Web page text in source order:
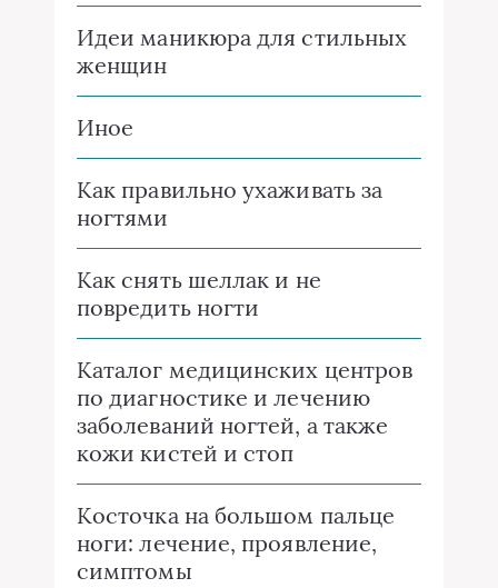
Идеи маникюра для стильных
женщин
Иное
Как правильно ухаживать за
ногтями
Как снять шеллак и не
повредить ногти
Каталог медицинских центров
по диагностике и лечению
заболеваний ногтей, а также
кожи кистей и стоп
Косточка на большом пальце
ноги: лечение, проявление,
симптомы